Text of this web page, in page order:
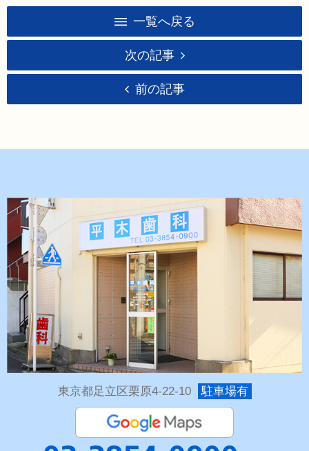
一覧へ戻る
次の記事
前の記事
東京都足立区栗原4-22-10 駐車場有